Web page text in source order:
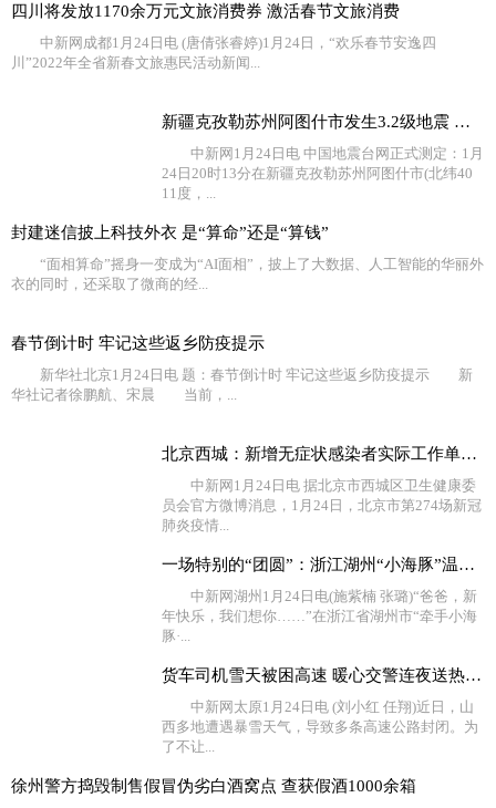
四川将发放1170余万元文旅消费券 激活春节文旅消费
中新网成都1月24日电 (唐倩张睿婷)1月24日，“欢乐春节安逸四
川”2022年全省新春文旅惠民活动新闻...
新疆克孜勒苏州阿图什市发生3.2级地震 震源深度18千米
中新网1月24日电 中国地震台网正式测定：1月
24日20时13分在新疆克孜勒苏州阿图什市(北纬40
11度，...
封建迷信披上科技外衣 是“算命”还是“算钱”
“面相算命”摇身一变成为“AI面相”，披上了大数据、人工智能的华丽外
衣的同时，还采取了微商的经...
春节倒计时 牢记这些返乡防疫提示
新华社北京1月24日电 题：春节倒计时 牢记这些返乡防疫提示 新
华社记者徐鹏航、宋晨 当前，...
北京西城：新增无症状感染者实际工作单位不在西城，相关
中新网1月24日电 据北京市西城区卫生健康委
员会官方微博消息，1月24日，北京市第274场新冠
肺炎疫情...
一场特别的“团圆”：浙江湖州“小海豚”温暖过新年
中新网湖州1月24日电(施紫楠 张璐)“爸爸，新
年快乐，我们想你……”在浙江省湖州市“牵手小海
豚·...
货车司机雪天被困高速 暖心交警连夜送热水食物
中新网太原1月24日电 (刘小红 任翔)近日，山
西多地遭遇暴雪天气，导致多条高速公路封闭。为
了不让...
徐州警方捣毁制售假冒伪劣白酒窝点 查获假酒1000余箱